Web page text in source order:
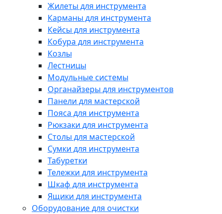
Жилеты для инструмента
Карманы для инструмента
Кейсы для инструмента
Кобура для инструмента
Козлы
Лестницы
Модульные системы
Органайзеры для инструментов
Панели для мастерской
Пояса для инструмента
Рюкзаки для инструмента
Столы для мастерской
Сумки для инструмента
Табуретки
Тележки для инструмента
Шкаф для инструмента
Ящики для инструмента
Оборудование для очистки